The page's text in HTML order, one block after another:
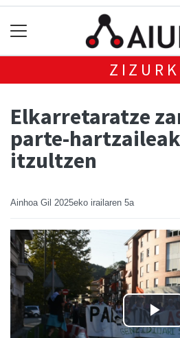
Elkarretaratze
parte-
itzultzen
Ainhoa Gil 2025eko irailaren 5a